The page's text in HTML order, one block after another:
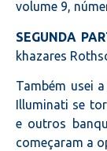
volume 9,
SEGUNDA
khazares
Também usei
Illuminati se
e outros
começaram a